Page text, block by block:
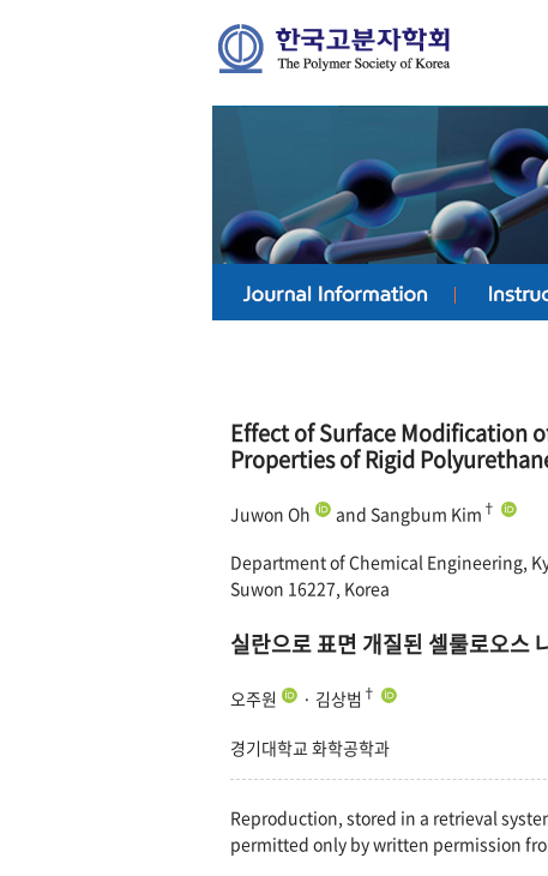
Effect of Surface Modification
Properties of Rigid
Juwon Oh and Sangbum Kim †
Department of Chemical Engineering,
Suwon 16227, Korea
실란으로 표면 개질된 셀룰로오스
오주원 · 김상범 †
경기대학교 화학공학과
Reproduction, stored in a retrieval
permitted only by written permission